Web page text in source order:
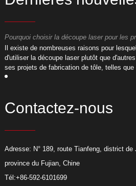
Pourquoi choisir la découpe laser pour les
​Il existe de nombreuses raisons pour
d'utiliser la découpe laser plutôt que
ses projets de fabrication de tôle, telles que
Contactez-nous
Adresse: N° 189, route Tianfeng, district
province du Fujian, Chine
Tél:+86-592-6101699